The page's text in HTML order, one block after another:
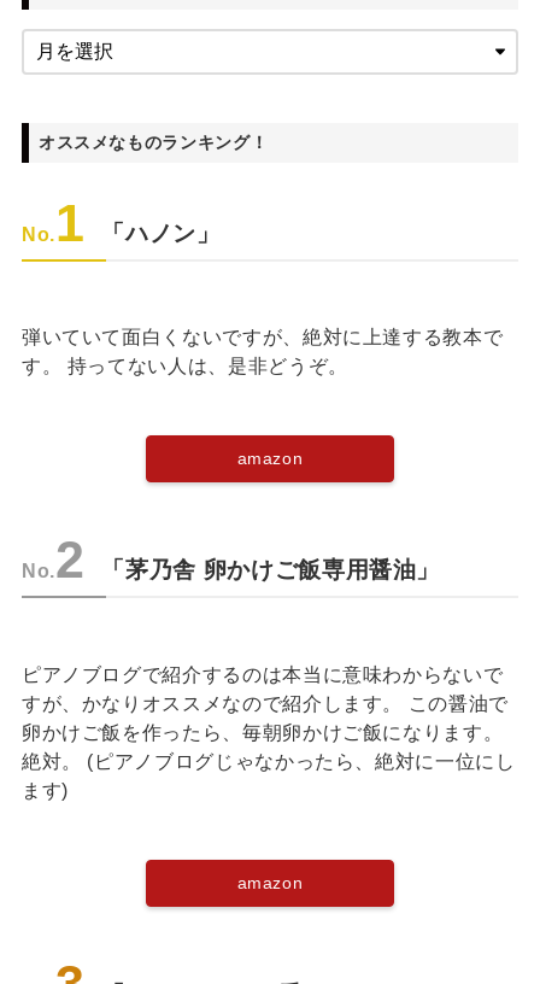
オススメなものランキング！
No.1 「ハノン」
弾いていて面白くないですが、絶対に上達する教本で
す。 持ってない人は、是非どうぞ。
amazon
No.2 「茅乃舎 卵かけご飯専用醤油」
ピアノブログで紹介するのは本当に意味わからないで
すが、かなりオススメなので紹介します。 この醤油で
卵かけご飯を作ったら、毎朝卵かけご飯になります。
絶対。 (ピアノブログじゃなかったら、絶対に一位にし
ます)
amazon